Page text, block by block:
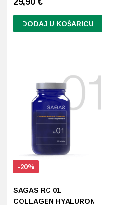
29,90 €
DODAJ U KOŠARICU
-20%
SAGAS RC 01
COLLAGEN HYALURON